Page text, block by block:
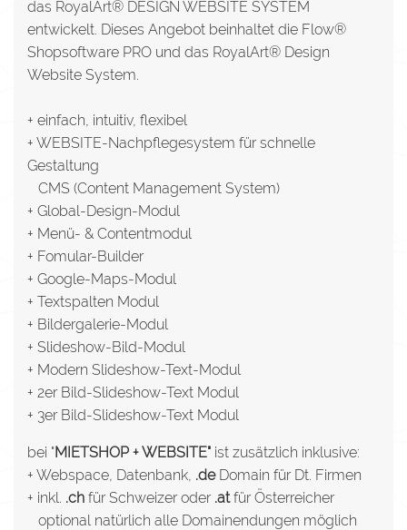
das RoyalArt® DESIGN WEBSITE SYSTEM
entwickelt. Dieses Angebot beinhaltet die Flow®
Shopsoftware PRO und das RoyalArt® Design
Website System.
+ einfach, intuitiv, flexibel
+ WEBSITE-Nachpflegesystem für schnelle
Gestaltung
CMS (Content Management System)
+ Global-Design-Modul
+ Menü- & Contentmodul
+ Fomular-Builder
+ Google-Maps-Modul
+ Textspalten Modul
+ Bildergalerie-Modul
+ Slideshow-Bild-Modul
+ Modern Slideshow-Text-Modul
+ 2er Bild-Slideshow-Text Modul
+ 3er Bild-Slideshow-Text Modul
bei "MIETSHOP + WEBSITE" ist zusätzlich inklusive:
+ Webspace, Datenbank, .deDomain für Dt. Firmen
+ inkl. .ch für Schweizer oder .atfür Österreicher
optional natürlich alle Domainendungen möglich